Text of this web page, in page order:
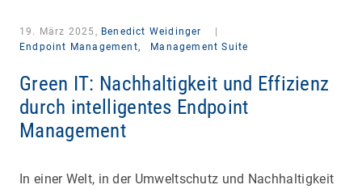
19. März 2025, Benedict Weidinger
Endpoint Management,
Management Suite
Green IT: Nachhaltigkeit und Effizienz
durch intelligentes Endpoint
Management
In einer Welt, in der Umweltschutz und Nachhaltigkeit